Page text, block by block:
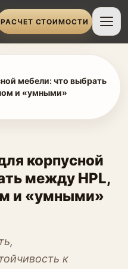
РАСЧЕТ СТОИМОСТИ
мебели: что выбрать
и «умными»
корпусной
между HPL,
и «умными»
к